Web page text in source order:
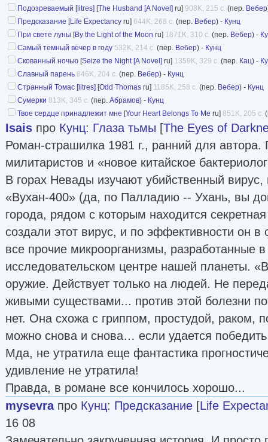
Подозреваемый [litres] [The Husband [A Novel] ru] 908K, 215 с. (пер. Вебер
Предсказание [Life Expectancy ru] 644K, 268 с. (пер. Вебер) - Кунц
При свете луны [By the Light of the Moon ru] 1871K, 310 с. (пер. Вебер) -
Самый темный вечер в году 532K, 214 с. (пер. Вебер) - Кунц
Скованный ночью [Seize the Night [A Novel] ru] 1359K, 329 с. (пер. Кац) -
Славный парень 846K, 204 с. (пер. Вебер) - Кунц
Странный Томас [litres] [Odd Thomas ru] 1185K, 258 с. (пер. Вебер) - Кунц
Сумерки 813K, 345 с. (пер. Абрамов) - Кунц
Твое сердце принадлежит мне [Your Heart Belongs To Me ru] 851K, 205 с.
Isais про Кунц: Глаза тьмы [The Eyes of
Роман-страшилка 1981 г., ранний для автора.
милитаристов и «новое китайское
В горах Невады изучают убийственный
«Вухан-400» (да, по Палладию -- Ухань, вы
города, рядом с которым находится
создали этот вирус, и по эффективности он в
все прочие микроорганизмы, разработанные
исследовательском центре нашей планеты.
оружие. Действует только на людей. Не
живыми существами... против этой болезни
нет. Она схожа с гриппом, простудой, раком,
можно снова и снова… если удается
Мда, не утратила еще фантастика
удивление не утратила!
Правда, в романе все кончилось хорошо...
mysevraпро Кунц: Предсказание [Life
16 08